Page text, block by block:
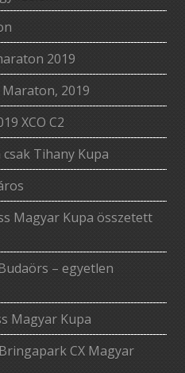
2019
2019
XCO C2
Tihany Kupa
Magyar Kupa összetett
– egyetlen
Magyar Kupa
CX Magyar